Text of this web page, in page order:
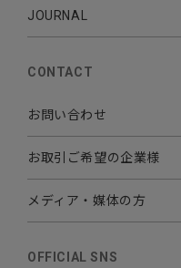
MOBILE
- 軟骨伝導式集音器
- OEM・ODM 開発
JOURNAL
CONTACT
お問い合わせ
お取引ご希望の企業様
メディア・媒体の方
OFFICIAL SNS